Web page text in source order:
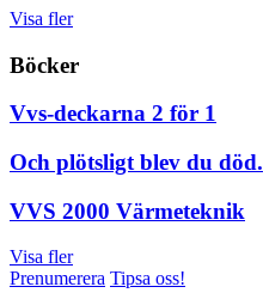
Visa fler
Böcker
Vvs-deckarna 2 för 1
Och plötsligt blev du död.
VVS 2000 Värmeteknik
Visa fler
Prenumerera Tipsa oss!